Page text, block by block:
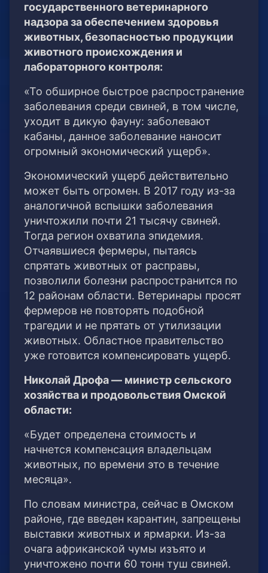
государственного ветеринарного
надзора за обеспечением здоровья
животных, безопасностью продукции
животного происхождения и
лабораторного контроля:
«То обширное быстрое распространение
заболевания среди свиней, в том числе,
уходит в дикую фауну: заболевают
кабаны, данное заболевание наносит
огромный экономический ущерб».
Экономический ущерб действительно
может быть огромен. В 2017 году из-за
аналогичной вспышки заболевания
уничтожили почти 21 тысячу свиней.
Тогда регион охватила эпидемия.
Отчаявшиеся фермеры, пытаясь
спрятать животных от расправы,
позволили болезни распространится по
12 районам области. Ветеринары просят
фермеров не повторять подобной
трагедии и не прятать от утилизации
животных. Областное правительство
уже готовится компенсировать ущерб.
Николай Дрофа — министр сельского
хозяйства и продовольствия Омской
области:
«Будет определена стоимость и
начнется компенсация владельцам
животных, по времени это в течение
месяца».
По словам министра, сейчас в Омском
районе, где введен карантин, запрещены
выставки животных и ярмарки. Из-за
очага африканской чумы изъято и
уничтожено почти 60 тонн туш свиней.